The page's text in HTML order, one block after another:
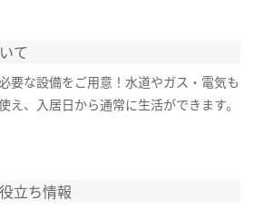
て
要な設備をご用意！水道やガス・電気も
え、入居日から通常に生活ができます。
立ち情報